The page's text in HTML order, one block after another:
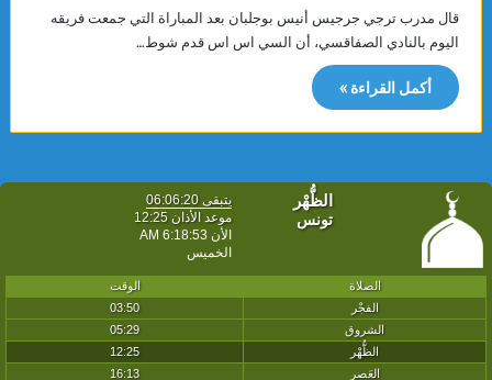
قال مدرب ترجي جرجيس أنيس بوجلبان بعد المباراة التي جمعت فريقه
اليوم بالنادي الصفاقسي، أن السي اس اس قدم شوط…
أكمل القراءة »